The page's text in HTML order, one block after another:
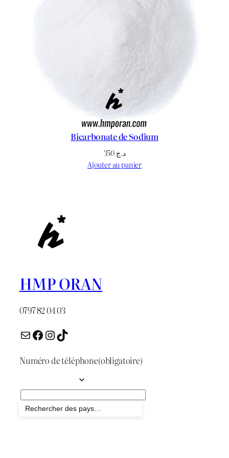
Bicarbonate de Sodium
د.ج
Ajouter au panier
HMP ORAN
0797 82 04 03
E-mail Facebook InstagramTikTok
Numéro de téléphone(obligatoire)
Envoyer